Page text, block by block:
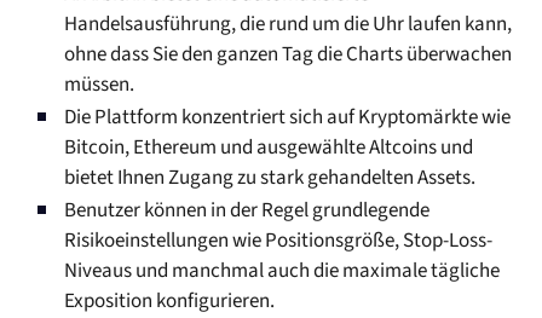
Handelsausführung, die rund um die Uhr laufen kann,
ohne dass Sie den ganzen Tag die Charts überwachen
müssen.
Die Plattform konzentriert sich auf Kryptomärkte wie
Bitcoin, Ethereum und ausgewählte Altcoins und
bietet Ihnen Zugang zu stark gehandelten Assets.
Benutzer können in der Regel grundlegende
Risikoeinstellungen wie Positionsgröße, Stop-Loss-
Niveaus und manchmal auch die maximale tägliche
Exposition konfigurieren.